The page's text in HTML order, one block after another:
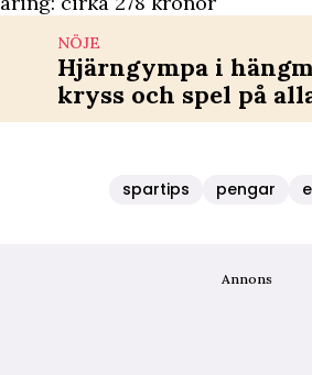
NÖJE
Hjärngympa i
kryss och spel på
spartips pengar
Annons